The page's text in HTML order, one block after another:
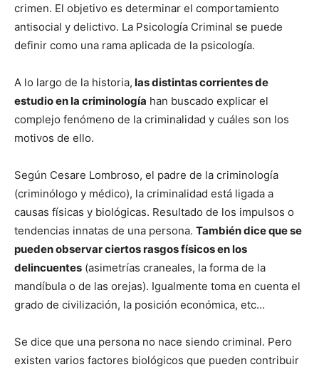
crimen. El objetivo es determinar el comportamiento
antisocial y delictivo. La Psicología Criminal se puede
definir como una rama aplicada de la psicología.
A lo largo de la historia, las distintas corrientes de
estudio en la criminología han buscado explicar el
complejo fenómeno de la criminalidad y cuáles son los
motivos de ello.
Según Cesare Lombroso, el padre de la criminología
(criminólogo y médico), la criminalidad está ligada a
causas físicas y biológicas. Resultado de los impulsos o
tendencias innatas de una persona. También dice que se
pueden observar ciertos rasgos físicos en los
delincuentes (asimetrías craneales, la forma de la
mandíbula o de las orejas). Igualmente toma en cuenta el
grado de civilización, la posición económica, etc…
Se dice que una persona no nace siendo criminal. Pero
existen varios factores biológicos que pueden contribuir